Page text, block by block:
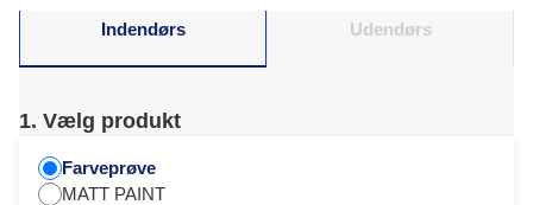
Indendørs Udendørs
1. Vælg produkt
Farveprøve
MATT PAINT